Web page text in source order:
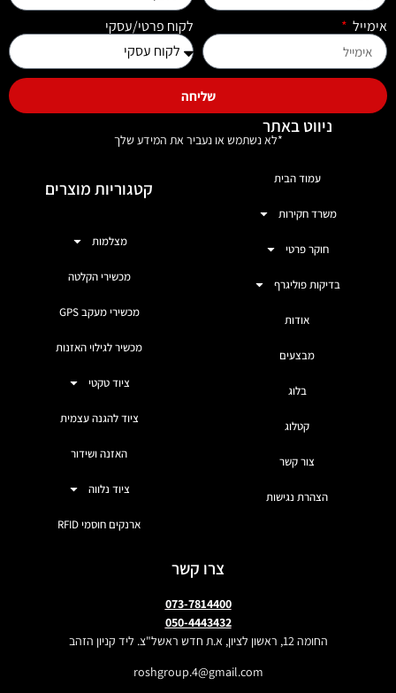
אימייל לקוח פרטי/עסקי
שליחה
*לא נשתמש או נעביר את המידע שלך
ניווט באתר
עמוד הבית
משרד חקירות
חוקר פרטי
בדיקות פוליגרף
אודות
מבצעים
בלוג
קטלוג
צור קשר
הצהרת נגישות
קטגוריות מוצרים
מצלמות
מכשירי הקלטה
מכשירי מעקב GPS
מכשיר לגילוי האזנות
ציוד טקטי
ציוד להגנה עצמית
האזנה ושידור
ציוד נלווה
ארנקים חוסמי RFID
צרו קשר
073-7814400
050-4443432
החומה 12, ראשון לציון, א.ת חדש ראשל"צ. ליד קניון הזהב
roshgroup.4@gmail.com